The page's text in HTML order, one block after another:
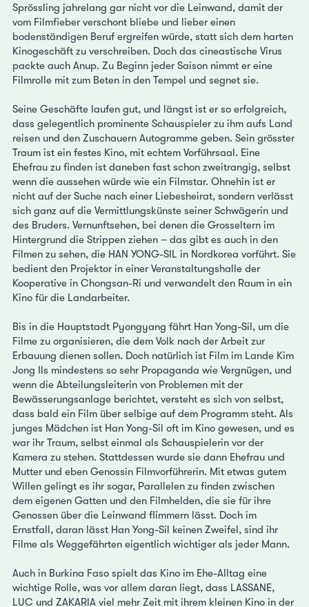
Sprössling jahrelang gar nicht vor die Leinwand, damit der
vom Filmfieber verschont bliebe und lieber einen
bodenständigen Beruf ergreifen würde, statt sich dem harten
Kinogeschäft zu verschreiben. Doch das cineastische Virus
packte auch Anup. Zu Beginn jeder Saison nimmt er eine
Filmrolle mit zum Beten in den Tempel und segnet sie.
Seine Geschäfte laufen gut, und längst ist er so erfolgreich,
dass gelegentlich prominente Schauspieler zu ihm aufs Land
reisen und den Zuschauern Autogramme geben. Sein grösster
Traum ist ein festes Kino, mit echtem Vorführsaal. Eine
Ehefrau zu finden ist daneben fast schon zweitrangig, selbst
wenn die aussehen würde wie ein Filmstar. Ohnehin ist er
nicht auf der Suche nach einer Liebesheirat, sondern verlässt
sich ganz auf die Vermittlungskünste seiner Schwägerin und
des Bruders. Vernunftsehen, bei denen die Grosseltern im
Hintergrund die Strippen ziehen – das gibt es auch in den
Filmen zu sehen, die HAN YONG-SIL in Nordkorea vorführt. Sie
bedient den Projektor in einer Veranstaltungshalle der
Kooperative in Chongsan-Ri und verwandelt den Raum in ein
Kino für die Landarbeiter.
Bis in die Hauptstadt Pyongyang fährt Han Yong-Sil, um die
Filme zu organisieren, die dem Volk nach der Arbeit zur
Erbauung dienen sollen. Doch natürlich ist Film im Lande Kim
Jong Ils mindestens so sehr Propaganda wie Vergnügen, und
wenn die Abteilungsleiterin von Problemen mit der
Bewässerungsanlage berichtet, versteht es sich von selbst,
dass bald ein Film über selbige auf dem Programm steht. Als
junges Mädchen ist Han Yong-Sil oft im Kino gewesen, und es
war ihr Traum, selbst einmal als Schauspielerin vor der
Kamera zu stehen. Stattdessen wurde sie dann Ehefrau und
Mutter und eben Genossin Filmvorführerin. Mit etwas gutem
Willen gelingt es ihr sogar, Parallelen zu finden zwischen
dem eigenen Gatten und den Filmhelden, die sie für ihre
Genossen über die Leinwand flimmern lässt. Doch im
Ernstfall, daran lässt Han Yong-Sil keinen Zweifel, sind ihr
Filme als Weggefährten eigentlich wichtiger als jeder Mann.
Auch in Burkina Faso spielt das Kino im Ehe-Alltag eine
wichtige Rolle, was vor allem daran liegt, dass LASSANE,
LUC und ZAKARIA viel mehr Zeit mit ihrem kleinen Kino in der